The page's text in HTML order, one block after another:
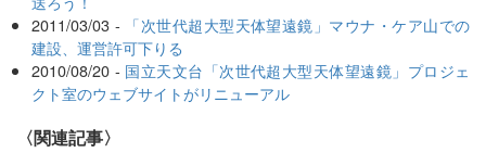
2011/03/03 -
「次世代超大型天体望遠鏡」マウナ・ケア山での
建設、運営許可下りる
2010/08/20 - 国立天文台「次世代超大型天体望遠鏡」プロジェ
クト室のウェブサイトがリニューアル
関連記事